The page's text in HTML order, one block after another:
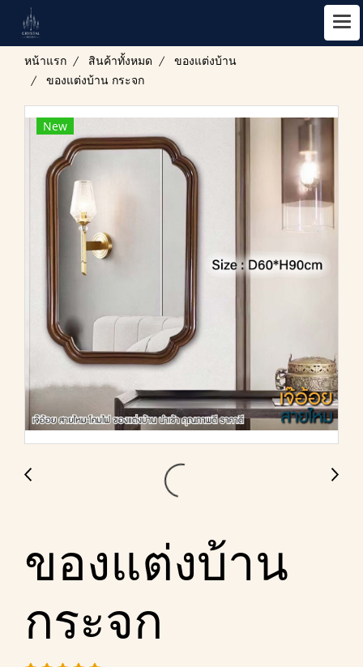
หน้าแรก สินค้าทั้งหมด
ของแต่งบ้าน
ของแต่งบ้าน กระจก
New
ของแต่งบ้าน
กระจก